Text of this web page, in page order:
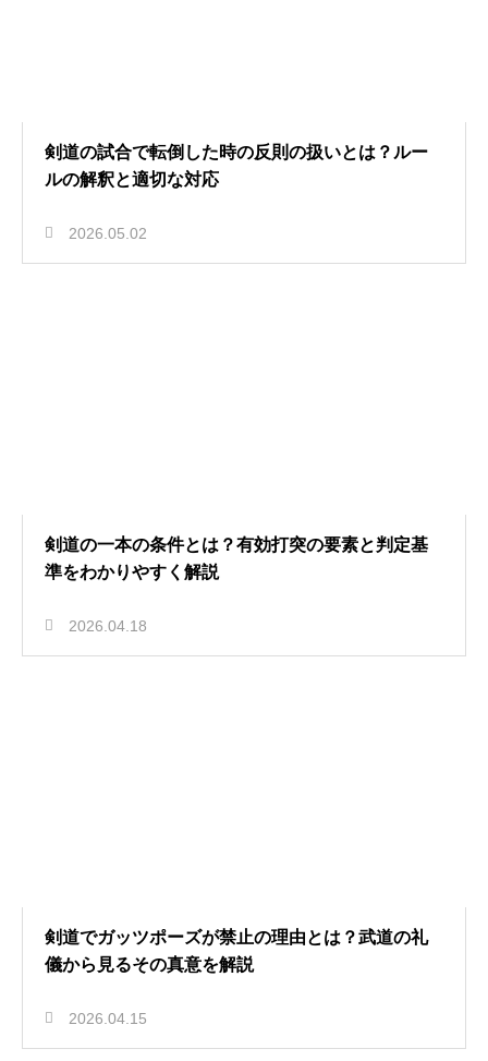
剣道の試合で転倒した時の反則の扱いとは？ルー
ルの解釈と適切な対応
2026.05.02
剣道の一本の条件とは？有効打突の要素と判定基
準をわかりやすく解説
2026.04.18
剣道でガッツポーズが禁止の理由とは？武道の礼
儀から見るその真意を解説
2026.04.15